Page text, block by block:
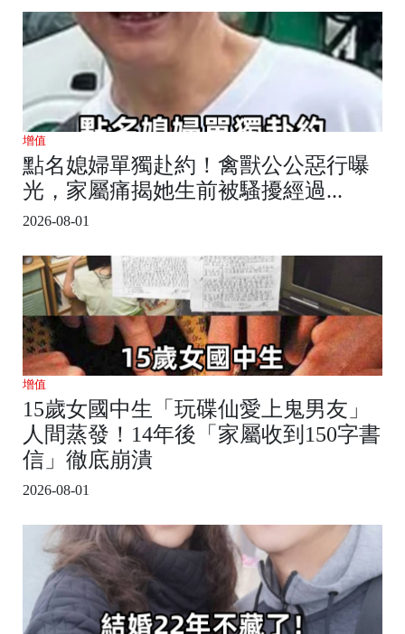
增值
點名媳婦單獨赴約！禽獸公公惡行曝
光，家屬痛揭她生前被騷擾經過...
2026-08-01
增值
15歲女國中生「玩碟仙愛上鬼男友」
人間蒸發！14年後「家屬收到150字書
信」徹底崩潰
2026-08-01